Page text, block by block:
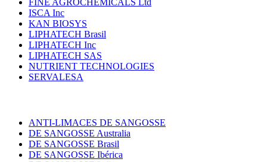
FINE AGROCHEMICALS Ltd
ISCA Inc
KAN BIOSYS
LIPHATECH Brasil
LIPHATECH Inc
LIPHATECH SAS
NUTRIENT TECHNOLOGIES
SERVALESA
ANTI-LIMACES DE SANGOSSE
DE SANGOSSE Australia
DE SANGOSSE Brasil
DE SANGOSSE Ibérica